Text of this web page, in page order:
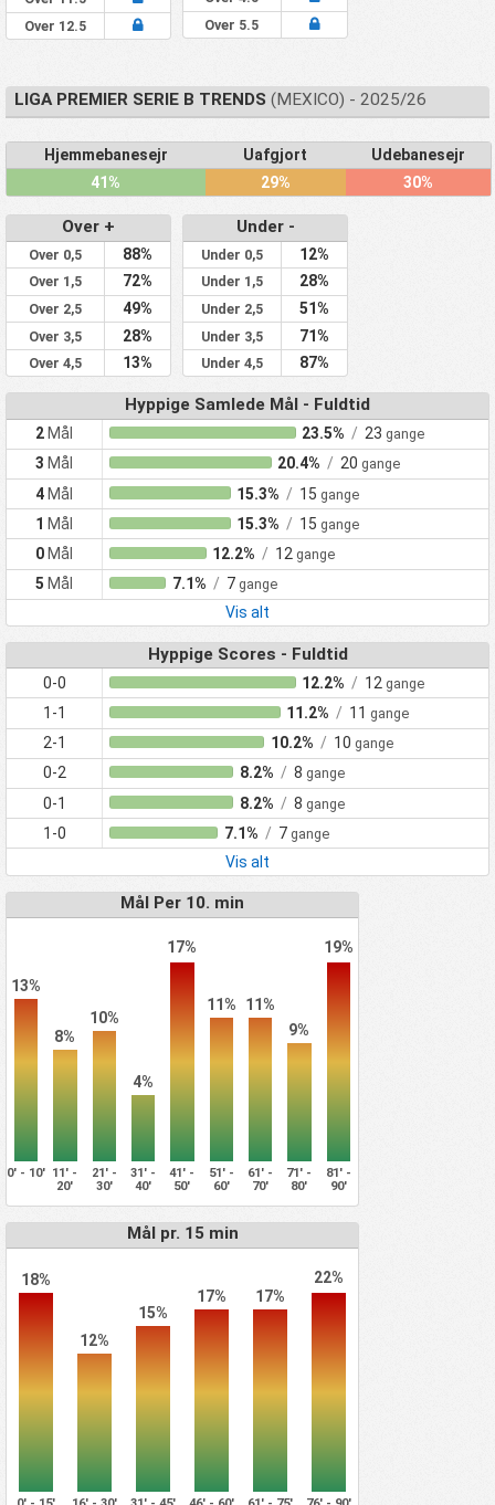
Over 12.5
Over 5.5
LIGA PREMIER SERIE B TRENDS (MEXICO) - 2025/26
Hjemmebanesejr Uafgjort
Udebanesejr
41%
29% 30%
Over +
Over 0,5 88%
Over 1,5 72%
Over 2,5 49%
Over 3,5 28%
Over 4,5 13%
Under -
Under 0,5 12%
Under 1,5 28%
Under 2,5 51%
Under 3,5 71%
Under 4,5 87%
Hyppige Samlede Mål - Fuldtid
2 Mål 23.5% / 23 gange
3 Mål 20.4% / 20 gange
4Mål 15.3% / 15 gange
1 Mål 15.3% / 15 gange
0 Mål 12.2% / 12 gange
5 Mål 7.1% / 7 gange
Vis alt
Hyppige Scores - Fuldtid
0-0 12.2% / 12 gange
1-1 11.2% / 11 gange
2-1 10.2% / 10 gange
0-2 8.2% / 8 gange
0-1 8.2% / 8 gange
1-0 7.1% / 7 gange
Vis alt
Mål Per 10. min
13%
8%
10%
4%
17%
11%
11%
9%
19%
0' - 10' 11' -
20'
21' -
30'
31' -
40'
41' -
50'
51' -
60'
61' -
70'
71' -
80'
81' -
90'
Mål pr. 15 min
18%
12%
15%
17% 17%
22%